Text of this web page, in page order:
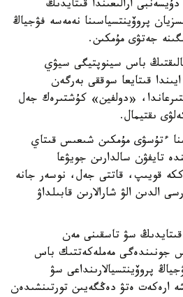
ارالىعىندا قىتايدىڭ
پروۆينتسياسىنا نەمەسە فۋجياڭ
جەتۋى مۇمكىن.
باس سينوپتيگى سيۋي
قىتايعا سوققى بەرگەن
«دولفين» كۇشتىرەك جەل
ىقتيمال.
ءتۇسۋى مۇمكىن شىعىس قىتاي
تايفۋن سالدارىن جويۋعا
قويىپ، قاتتى جەل، نوسەر جانە
الدىن الۋ شارالارىن قابىلداۋ
سۋ تاسقىنى مەن
جونىندەگى مەملەكەتتىك باس
پروۆينتسيالارىنداعى سۋ
ارەكەت ەتۋ دەڭگەيىن تورتىنشىدەن